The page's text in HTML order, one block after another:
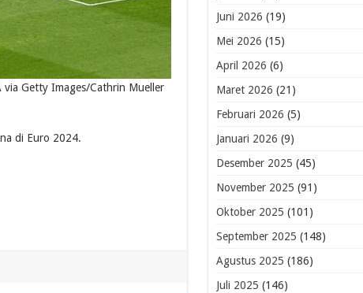
via Getty Images/Cathrin Mueller
di Euro 2024.
Juni 2026 (19)
Mei 2026 (15)
April 2026 (6)
Maret 2026 (21)
Februari 2026 (5)
Januari 2026 (9)
Desember 2025 (45)
November 2025 (91)
Oktober 2025 (101)
September 2025 (148)
Agustus 2025 (186)
Juli 2025 (146)